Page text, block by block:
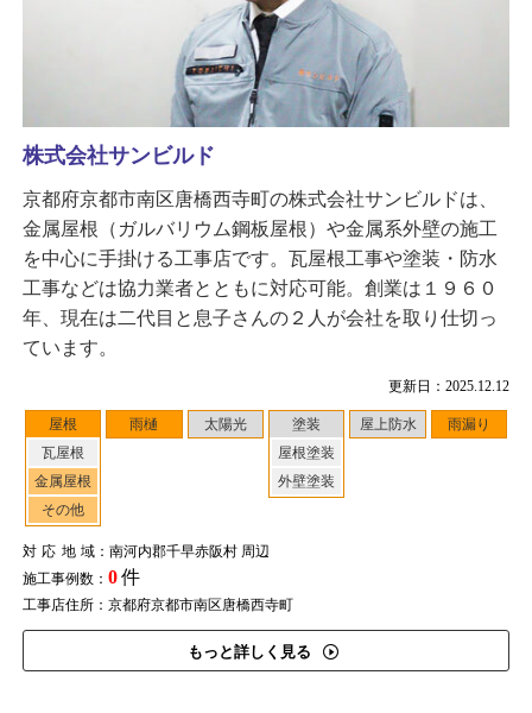
更新日：2025.12.12
屋根
瓦屋根
金属屋根
その他
雨樋 太陽光
塗装
屋根塗装
外壁塗装
屋上防水 雨漏り
対応地域：南河内郡千早赤阪村 周辺
施工事例数： 0件
工事店住所：京都府京都市南区唐橋西寺町
もっと詳しく見る
株式会社サンビルド
京都府京都市南区唐橋西寺町の株式会社サンビルドは、
金属屋根（ガルバリウム鋼板屋根）や金属系外壁の施工
を中心に手掛ける工事店です。瓦屋根工事や塗装・防水
工事などは協力業者とともに対応可能。創業は１９６０
年、現在は二代目と息子さんの２人が会社を取り仕切っ
ています。